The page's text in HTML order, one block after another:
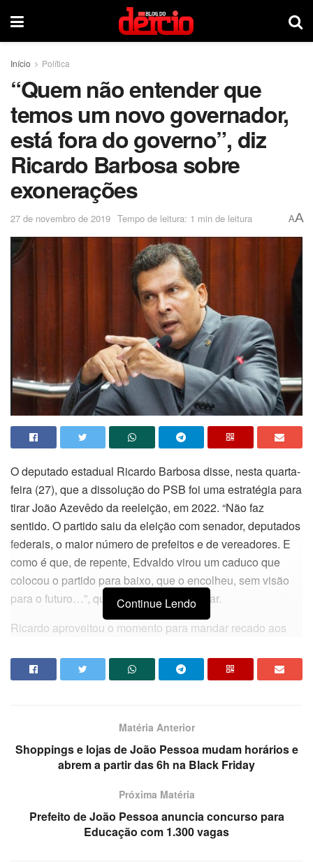
Início Política
“Quem não entender que
temos um novo governador,
está fora do governo”, diz
Ricardo Barbosa sobre
exonerações
27 de novembro de 2019 Tempo de leitura: 1 min de leitura AA
O deputado estadual Ricardo Barbosa disse, nesta quarta-
feira (27), que a dissolução do PSB foi uma estratégia para
tirar João Azevêdo da reeleição, em 2022. “Não faz
sentido. O partido saiu da eleição com senador, deputados
federais, o maior número de prefeitos e de vereadores. E
como é que, de repente, Edvaldo virou um caduco que
colocou o partido para baixo, que o encolheu, sem visão
para o futuro…”, questionou o parlamentar.
Ricardo aproveitou o momento para mandar recado aos
governador não permanecerão (no governo), naturalmente.
Foi dado o sinal. Há compreensão por parte do governador
cargos importantes vão tomar a benção do ex-governador”,
concluiu.
Continue Lendo
Matéria Anterior
Shoppings e lojas de João Pessoa mudam horários e
abrem a partir das 6h na Black Friday
Próxima Matéria
Prefeito de João Pessoa anuncia concurso para
Educação com 1.300 vagas